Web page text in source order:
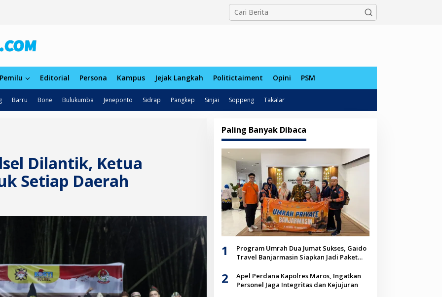
Pemilu Editorial Persona Kampus Jejak Langkah Politictaiment Opini PSM
Barru Bone Bulukumba Jeneponto Sidrap Pangkep Sinjai Soppeng Takalar
Dilantik, Ketua
Setiap Daerah
Paling Banyak Dibaca
1
Program Umrah Dua Jumat Sukses, Gaido
Travel Banjarmasin Siapkan Jadi Paket
2
Apel Perdana Kapolres Maros, Ingatkan
Personel Jaga Integritas dan Kejujuran